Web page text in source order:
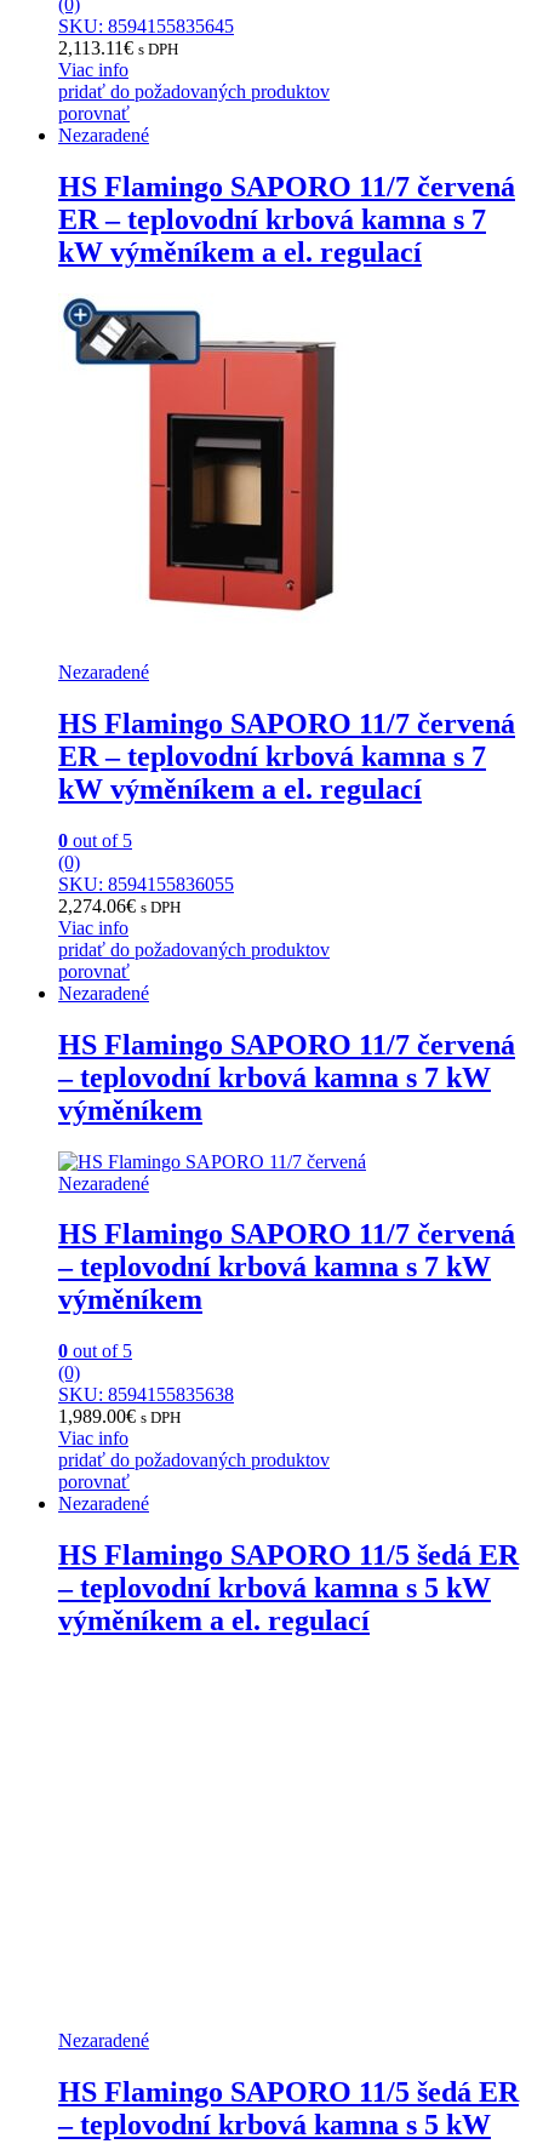
(0)
SKU: 8594155835645
2,113.11€ s DPH
Viac info
pridať do požadovaných produktov
porovnať
Nezaradené
HS Flamingo SAPORO 11/7 červená
ER – teplovodní krbová kamna s 7
kW výměníkem a el. regulací
Nezaradené
HS Flamingo SAPORO 11/7 červená
ER – teplovodní krbová kamna s 7
kW výměníkem a el. regulací
0 out of 5
(0)
SKU: 8594155836055
2,274.06€ s DPH
Viac info
pridať do požadovaných produktov
porovnať
Nezaradené
HS Flamingo SAPORO 11/7 červená
– teplovodní krbová kamna s 7 kW
výměníkem
Nezaradené
HS Flamingo SAPORO 11/7 červená
– teplovodní krbová kamna s 7 kW
výměníkem
0 out of 5
(0)
SKU: 8594155835638
1,989.00€ s DPH
Viac info
pridať do požadovaných produktov
porovnať
Nezaradené
HS Flamingo SAPORO 11/5 šedá ER
– teplovodní krbová kamna s 5 kW
výměníkem a el. regulací
Nezaradené
HS Flamingo SAPORO 11/5 šedá ER
– teplovodní krbová kamna s 5 kW